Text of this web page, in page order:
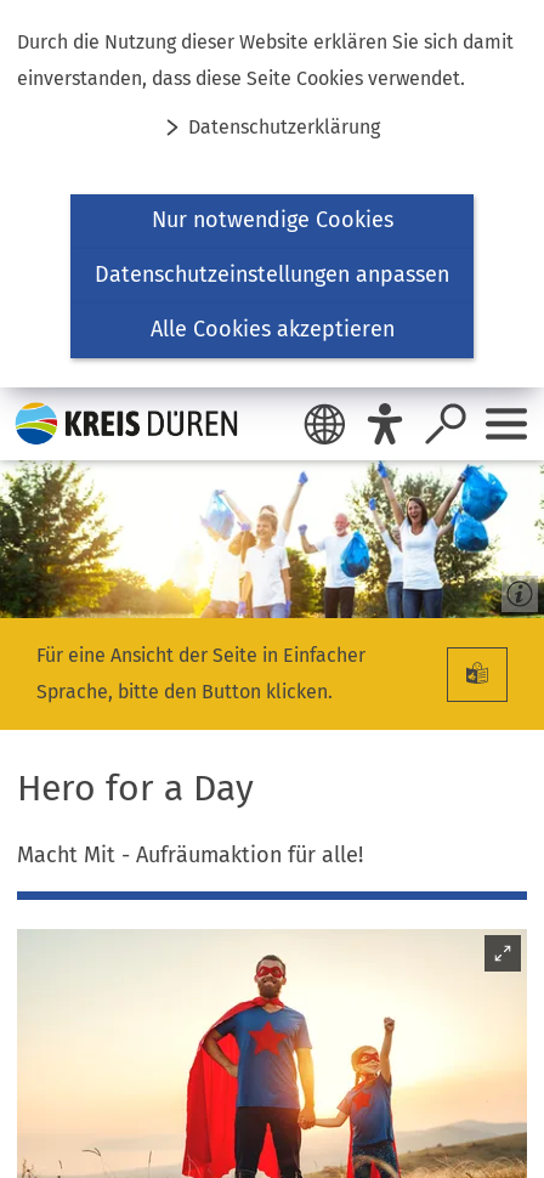
Durch die Nutzung dieser Website erklären Sie sich damit
einverstanden, dass diese Seite Cookies verwendet.
Datenschutzerklärung
Nur notwendige Cookies
Datenschutzeinstellungen anpassen
Alle Cookies akzeptieren
Inhalt anspringen
Für eine Ansicht der Seite in Einfacher
Sprache, bitte den Button klicken.
Hero for a Day
Macht Mit - Aufräumaktion für alle!